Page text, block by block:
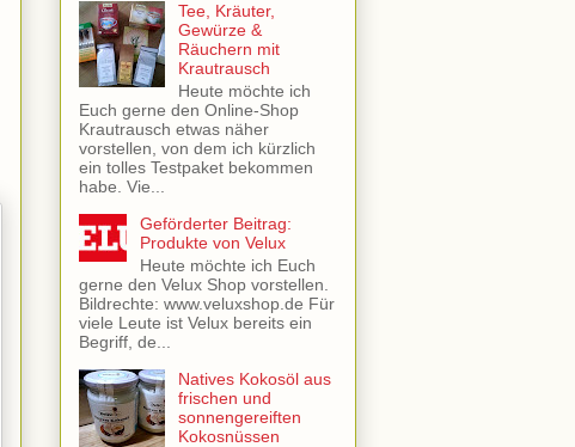
Tee, Kräuter,
Gewürze &
Räuchern mit
Krautrausch
Heute möchte ich
Euch gerne den Online-Shop
Krautrausch etwas näher
vorstellen, von dem ich kürzlich
ein tolles Testpaket bekommen
habe. Vie...
Geförderter Beitrag:
Produkte von Velux
Heute möchte ich Euch
gerne den Velux Shop vorstellen.
Bildrechte: www.veluxshop.de Für
viele Leute ist Velux bereits ein
Begriff, de...
Natives Kokosöl aus
frischen und
sonnengereiften
Kokosnüssen